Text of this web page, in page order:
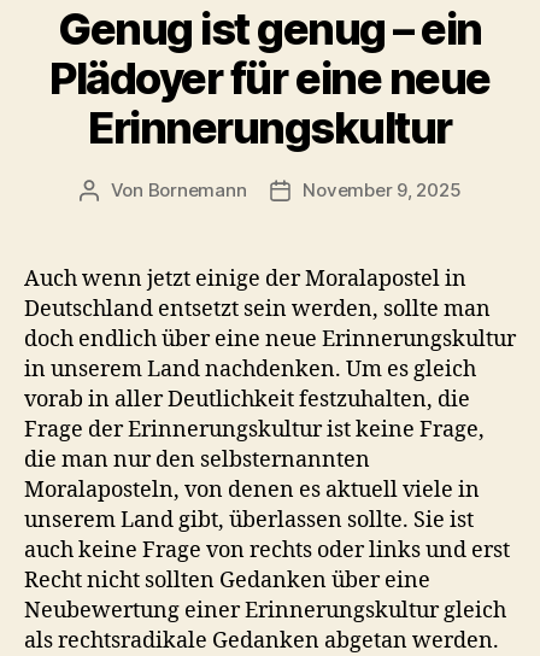
Genug ist genug – ein
Plädoyer für eine neue
Erinnerungskultur
Beitragsautor
Von Bornemann Veröffentlichungsdatum
November 9, 2025
Auch wenn jetzt einige der Moralapostel in
Deutschland entsetzt sein werden, sollte man
doch endlich über eine neue Erinnerungskultur
in unserem Land nachdenken. Um es gleich
vorab in aller Deutlichkeit festzuhalten, die
Frage der Erinnerungskultur ist keine Frage,
die man nur den selbsternannten
Moralaposteln, von denen es aktuell viele in
unserem Land gibt, überlassen sollte. Sie ist
auch keine Frage von rechts oder links und erst
Recht nicht sollten Gedanken über eine
Neubewertung einer Erinnerungskultur gleich
als rechtsradikale Gedanken abgetan werden.